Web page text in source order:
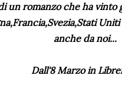
un romanzo che ha
anche da noi...
Dall'8 Marzo in